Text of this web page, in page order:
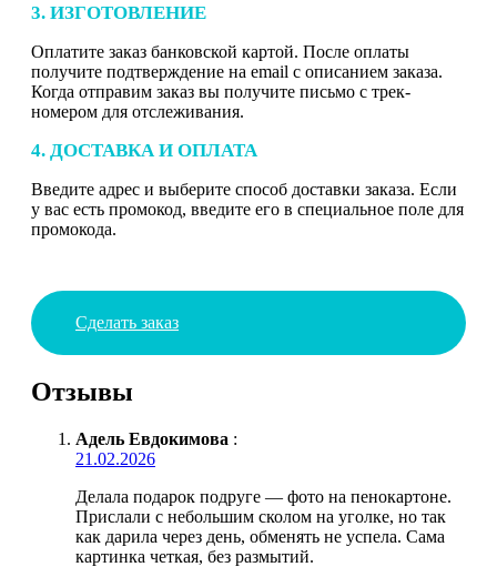
3. ИЗГОТОВЛЕНИЕ
Оплатите заказ банковской картой. После оплаты
получите подтверждение на email с описанием заказа.
Когда отправим заказ вы получите письмо с трек-
номером для отслеживания.
4. ДОСТАВКА И ОПЛАТА
Введите адрес и выберите способ доставки заказа. Если
у вас есть промокод, введите его в специальное поле для
промокода.
Сделать заказ
Отзывы
Адель Евдокимова :
21.02.2026
Делала подарок подруге — фото на пенокартоне.
Прислали с небольшим сколом на уголке, но так
как дарила через день, обменять не успела. Сама
картинка четкая, без размытий.